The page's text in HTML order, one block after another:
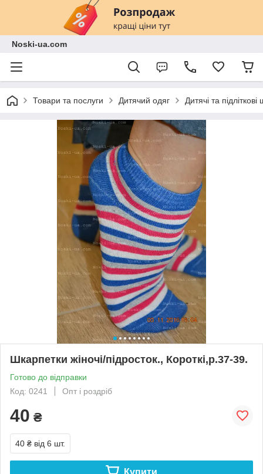
Noski-ua.com
Товари та послуги Дитячий одяг Дитячі та
Шкарпетки жіночі/підросток., Короткі,р.37-39.
Готово до відправки
Код: 0241
Опт і роздріб
40 ₴
40 ₴ від 6 шт.
Купити